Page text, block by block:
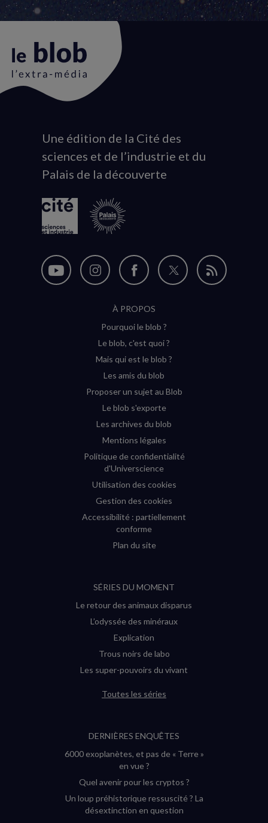
Animated
logo
Une édition de la Cité des
sciences et de l’industrie et du
Palais de la découverte
Follow
Follow
Instagram
(new
window)
Follow
Facebook
(new
window)
Follow
Flux
À PROPOS
Pourquoi le blob ?
Le blob, c'est quoi ?
Mais qui est le blob ?
Les amis du blob
Proposer un sujet au Blob
Le blob s'exporte
Les archives du blob
Mentions légales
Politique de confidentialité
d'Universcience
Utilisation des cookies
Gestion des cookies
Accessibilité : partiellement
conforme
Plan du site
SÉRIES DU MOMENT
Le retour des animaux disparus
L’odyssée des minéraux
Explication
Trous noirs de labo
Les super-pouvoirs du vivant
Toutes les séries
DERNIÈRES ENQUÊTES
6000 exoplanètes, et pas de « Terre »
en vue ?
Quel avenir pour les cryptos ?
Un loup préhistorique ressuscité ? La
désextinction en question